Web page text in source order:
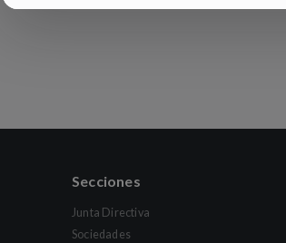
Secciones
Junta Directiva
Sociedades